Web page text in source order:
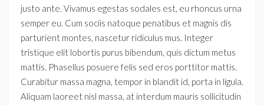
justo ante. Vivamus egestas sodales est, eu rhoncus urna
semper eu. Cum sociis natoque penatibus et magnis dis
parturient montes, nascetur ridiculus mus. Integer
tristique elit lobortis purus bibendum, quis dictum metus
mattis. Phasellus posuere felis sed eros porttitor mattis.
Curabitur massa magna, tempor in blandit id, porta in ligula.
Aliquam laoreet nisl massa, at interdum mauris sollicitudin